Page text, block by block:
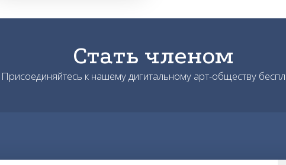
Стать членом
Присоединяйтесь к нашему дигитальному арт-обществу